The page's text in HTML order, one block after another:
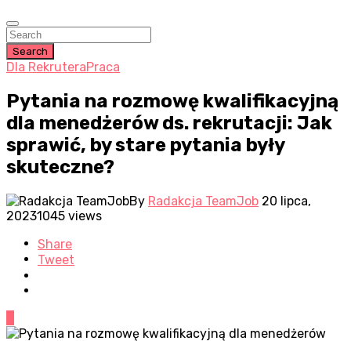
Search
Dla RekruteraPraca
Pytania na rozmowę kwalifikacyjną
dla menedżerów ds. rekrutacji: Jak
sprawić, by stare pytania były
skuteczne?
By Radakcja TeamJob 20 lipca,
20231045 views
Share
Tweet